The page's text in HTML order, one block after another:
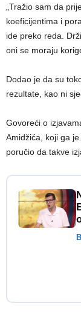
„Tražio sam da
koeficijentima i
ide preko reda.
oni se moraju
Dodao je da su
rezultate, kao ni
Govoreći o
Amidžića, koji ga
poručio da takve